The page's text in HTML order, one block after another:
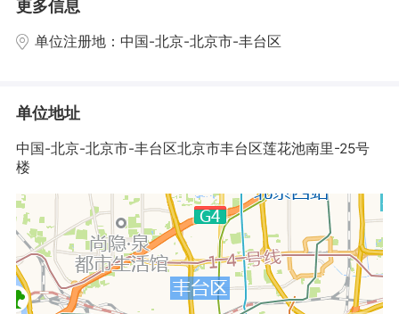
更多信息
单位注册地： 中国-北京-北京市-丰台区
单位地址
中国-北京-北京市-丰台区北京市丰台区莲花池南里-25号
楼